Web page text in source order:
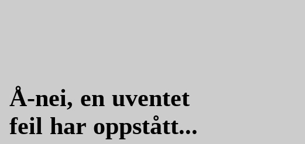
Å-nei, en uventet
feil har oppstått...